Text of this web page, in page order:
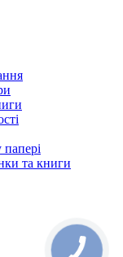
та книги